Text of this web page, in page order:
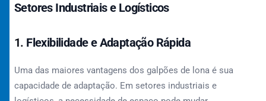
Setores Industriais e Logísticos
1. Flexibilidade e Adaptação Rápida
Uma das maiores vantagens dos galpões de lona é sua
capacidade de adaptação. Em setores industriais e